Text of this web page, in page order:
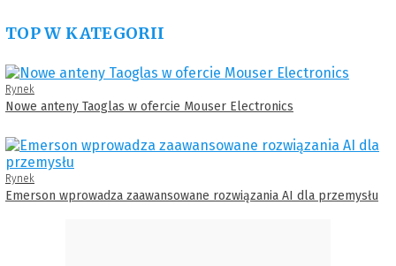
TOP W KATEGORII
Rynek
Nowe anteny Taoglas w ofercie Mouser Electronics
Rynek
Emerson wprowadza zaawansowane rozwiązania AI dla przemysłu